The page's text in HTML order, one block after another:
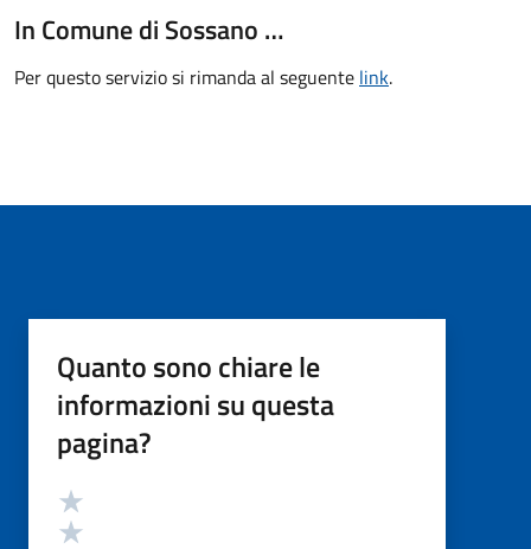
In Comune di Sossano …
Per questo servizio si rimanda al seguente link.
Quanto sono chiare le
informazioni su questa
pagina?
Valutazione